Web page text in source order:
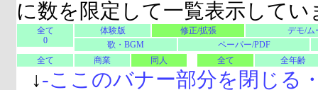
に数を限定して一覧表示してい
全て
0
体験版 修正/拡張
デモ/ム
歌・BGM
ペーパー/PDF
全て
商業 同人 全て 全年齢
↓-ここのバナー部分を閉じる